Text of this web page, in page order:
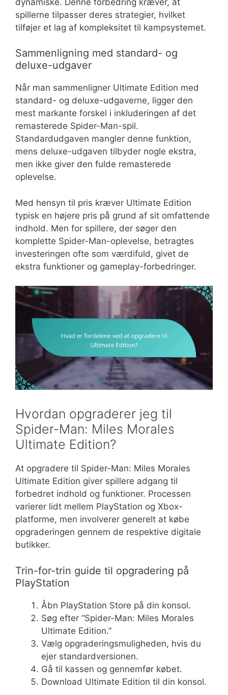
spillerne tilpasser deres strategier, hvilket
tilføjer et lag af kompleksitet til kampsystemet.
Sammenligning med standard- og
deluxe-udgaver
Når man sammenligner Ultimate Edition med
standard- og deluxe-udgaverne, ligger den
mest markante forskel i inkluderingen af det
remasterede Spider-Man-spil.
Standardudgaven mangler denne funktion,
mens deluxe-udgaven tilbyder nogle ekstra,
men ikke giver den fulde remasterede
oplevelse.
Med hensyn til pris kræver Ultimate Edition
typisk en højere pris på grund af sit omfattende
indhold. Men for spillere, der søger den
komplette Spider-Man-oplevelse, betragtes
investeringen ofte som værdifuld, givet de
ekstra funktioner og gameplay-forbedringer.
Hvordan opgraderer jeg til
Spider-Man: Miles Morales
Ultimate Edition?
At opgradere til Spider-Man: Miles Morales
Ultimate Edition giver spillere adgang til
forbedret indhold og funktioner. Processen
varierer lidt mellem PlayStation og Xbox-
platforme, men involverer generelt at købe
opgraderingen gennem de respektive digitale
butikker.
Trin-for-trin guide til opgradering på
PlayStation
Åbn PlayStation Store på din konsol.
Søg efter “Spider-Man: Miles Morales
Ultimate Edition.”
Vælg opgraderingsmuligheden, hvis du
ejer standardversionen.
Gå til kassen og gennemfør købet.
Download Ultimate Edition til din konsol.